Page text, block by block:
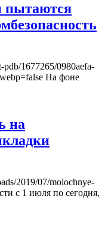
пытаются
pdb/1677265/0980aefa-
На фоне
на
2019/07/molochnye-
с 1 июля по сегодня,